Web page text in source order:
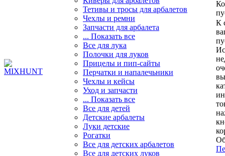
Тетивы и тросы для арбалетов
Чехлы и ремни
Запчасти для арбалета
... Показать все
Все для лука
Полочки для луков
Прицелы и пип-сайты
Перчатки и напалечьники
Чехлы и кейсы
Уход и запчасти
... Показать все
Все для детей
Детские арбалеты
Луки детские
Рогатки
Все для детских арбалетов
Все для детских луков
К